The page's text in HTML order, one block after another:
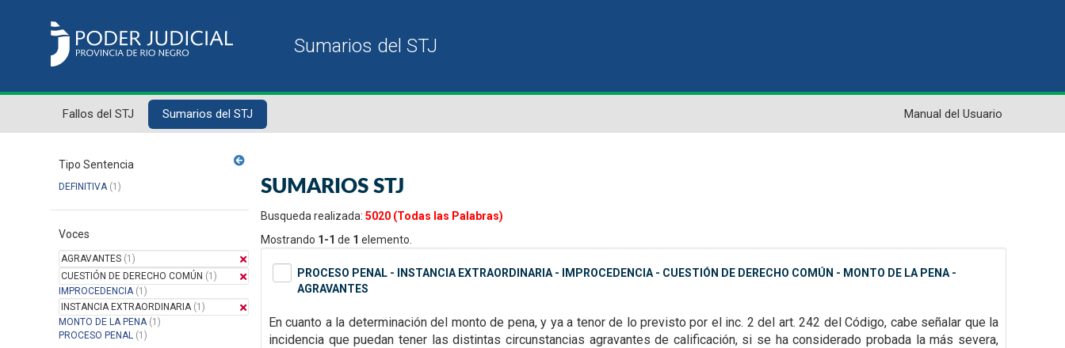
Fallos del STJ Sumarios del STJ Manual del Usuario
Tipo Sentencia
DEFINITIVA(1)
Voces
AGRAVANTES (1)
CUESTIÓN DE DERECHO COMÚN (1)
IMPROCEDENCIA(1)
INSTANCIA EXTRAORDINARIA(1)
MONTO DE LA PENA(1)
PROCESO PENAL (1)
SUMARIOS STJ
Busqueda realizada: 5020 (Todas las Palabras)
Mostrando 1-1 de 1 elemento.
PROCESO PENAL - INSTANCIA EXTRAORDINARIA - IMPROCEDENCIA - CUESTIÓN DE DERECHO COMÚN - MONTO DE LA PENA -
AGRAVANTES
En cuanto a la determinación del monto de pena, y ya a tenor de lo previstopor el inc. 2 del art. 242 del Código, cabe señalar que la
incidencia que puedan tener lasdistintas circunstancias agravantes de calificación, si se ha considerado probada la más severa,